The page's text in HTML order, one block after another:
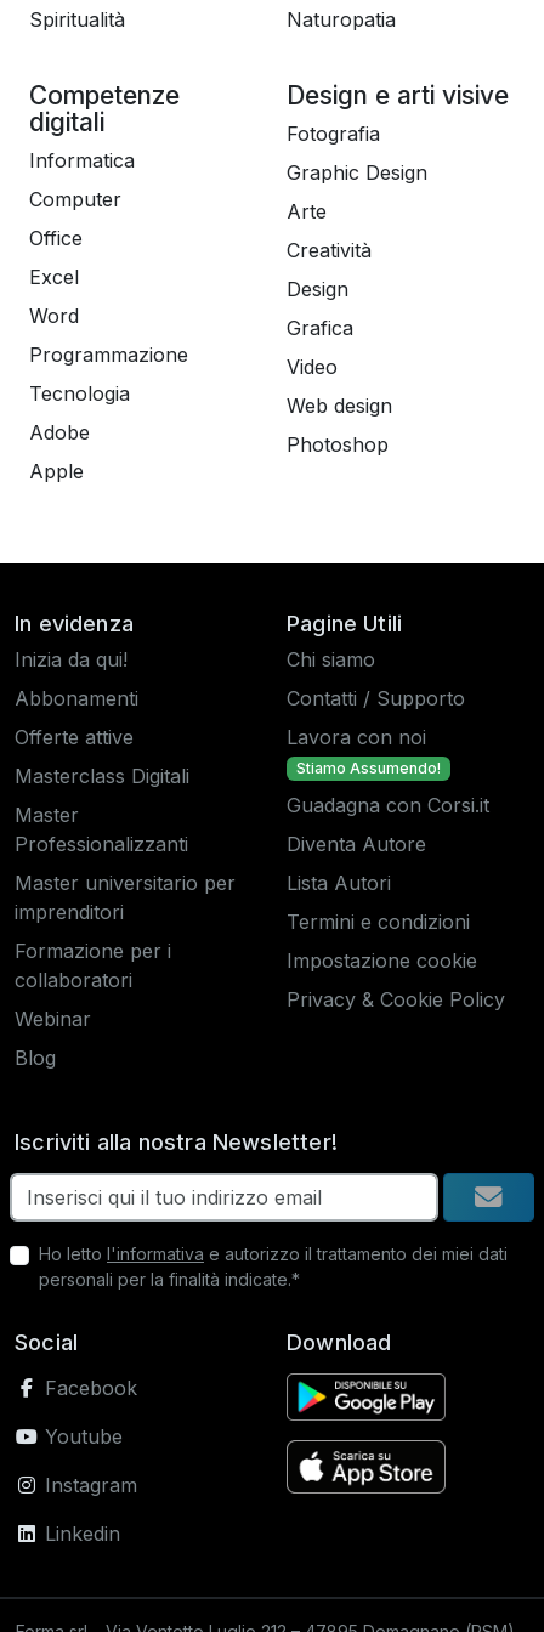
Spiritualità
Naturopatia
Competenze
digitali
Informatica
Computer
Office
Excel
Word
Programmazione
Tecnologia
Adobe
Apple
Design e arti visive
Fotografia
Graphic Design
Arte
Creatività
Design
Grafica
Video
Web design
Photoshop
In evidenza
Inizia da qui!
Abbonamenti
Offerte attive
Masterclass Digitali
Master
Professionalizzanti
Master universitario per
imprenditori
Formazione per i
collaboratori
Webinar
Blog
Pagine Utili
Chi siamo
Contatti / Supporto
Lavora con noi
Stiamo Assumendo!
Guadagna con Corsi.it
Diventa Autore
Lista Autori
Termini e condizioni
Impostazione cookie
Privacy & Cookie Policy
Iscriviti alla nostra Newsletter!
Ho letto l'informativa e autorizzo il trattamento dei miei dati
personali per la finalità indicate.*
Social
Facebook
Youtube
Instagram
Linkedin
Download